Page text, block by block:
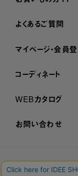
よくあるご質問
マイページ・会員
コーディネート
WEBカタログ
お問い合わせ
プライバシーポリ